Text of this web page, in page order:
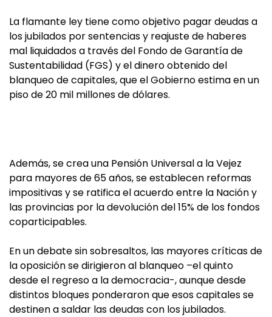
La flamante ley tiene como objetivo pagar deudas a
los jubilados por sentencias y reajuste de haberes
mal liquidados a través del Fondo de Garantía de
Sustentabilidad (FGS) y el dinero obtenido del
blanqueo de capitales, que el Gobierno estima en un
piso de 20 mil millones de dólares.
Además, se crea una Pensión Universal a la Vejez
para mayores de 65 años, se establecen reformas
impositivas y se ratifica el acuerdo entre la Nación y
las provincias por la devolución del 15% de los fondos
coparticipables.
En un debate sin sobresaltos, las mayores críticas de
la oposición se dirigieron al blanqueo –el quinto
desde el regreso a la democracia-, aunque desde
distintos bloques ponderaron que esos capitales se
destinen a saldar las deudas con los jubilados.